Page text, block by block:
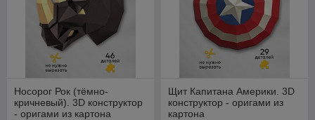
Носорог Рок (тёмно-
кричневый). 3D конструктор
- оригами из картона
Щит Капитана Америки. 3D
конструктор - оригами из
картона